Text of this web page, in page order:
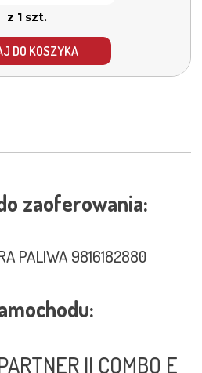
z 1 szt.
DO KOSZYKA
zaoferowania:
PALIWA 9816182880
II COMBO E